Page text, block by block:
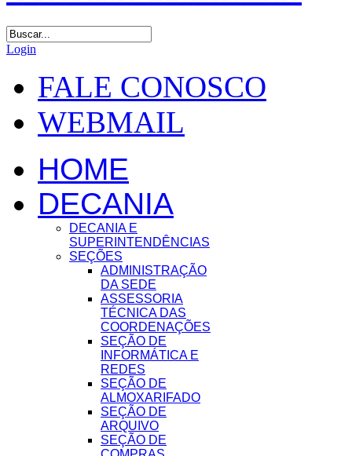
Login
FALE CONOSCO
WEBMAIL
HOME
DECANIA
DECANIA E
SUPERINTENDÊNCIAS
SEÇÕES
ADMINISTRAÇÃO
DA SEDE
ASSESSORIA
TÉCNICA DAS
COORDENAÇÕES
SEÇÃO DE
INFORMÁTICA E
REDES
SEÇÃO DE
ALMOXARIFADO
SEÇÃO DE
ARQUIVO
SEÇÃO DE